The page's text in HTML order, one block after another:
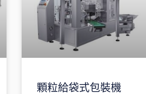
顆粒給袋式包裝機